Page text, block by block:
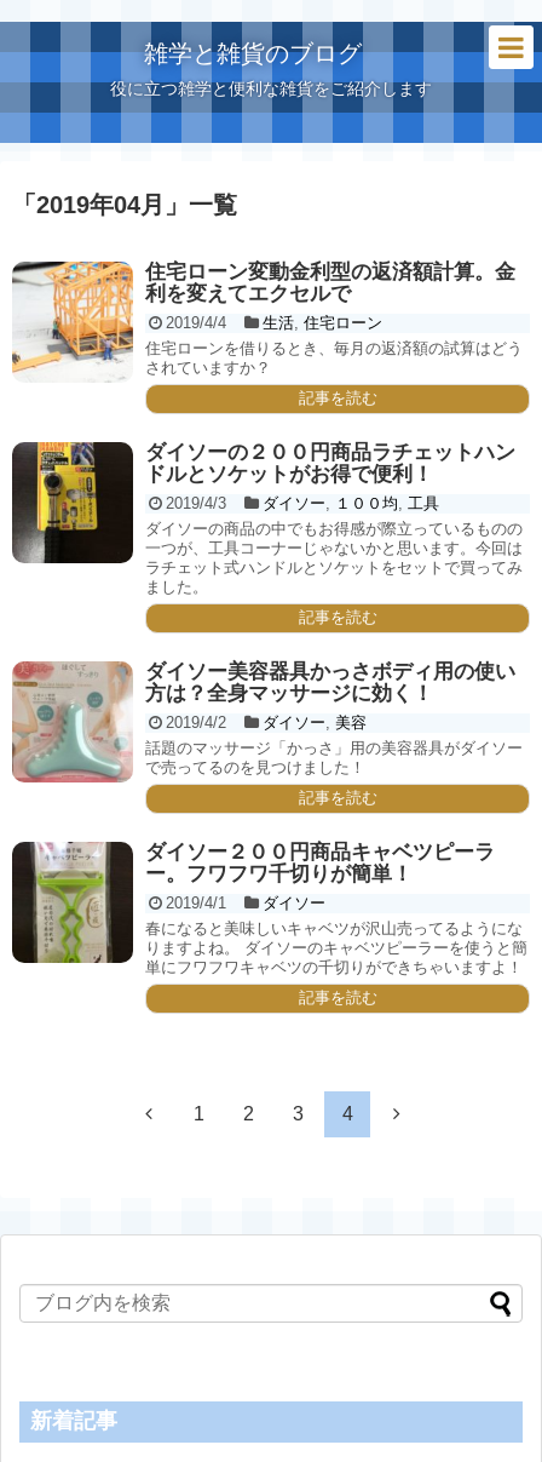
雑学と雑貨のブログ
役に立つ雑学と便利な雑貨をご紹介します
「 2019年04月 」 一覧
住宅ローン変動金利型の返済額計算。金
利を変えてエクセルで
2019/4/4 生活, 住宅ローン
住宅ローンを借りるとき、毎月の返済額の試算はどう
されていますか？
記事を読む
ダイソーの２００円商品ラチェットハン
ドルとソケットがお得で便利！
2019/4/3 ダイソー １００均
工具
ダイソーの商品の中でもお得感が際立っているものの
一つが、工具コーナーじゃないかと思います。今回は
ラチェット式ハンドルとソケットをセットで買ってみ
ました。
記事を読む
ダイソー美容器具かっさボディ用の使い
方は？全身マッサージに効く！
2019/4/2 ダイソー 美容
話題のマッサージ「かっさ」用の美容器具がダイソー
で売ってるのを見つけました！
記事を読む
ダイソー２００円商品キャベツピーラ
ー。フワフワ千切りが簡単！
2019/4/1
ダイソー
春になると美味しいキャベツが沢山売ってるようにな
りますよね。 ダイソーのキャベツピーラーを使うと簡
単にフワフワキャベツの千切りができちゃいますよ！
記事を読む
1 2 3 4
新着記事